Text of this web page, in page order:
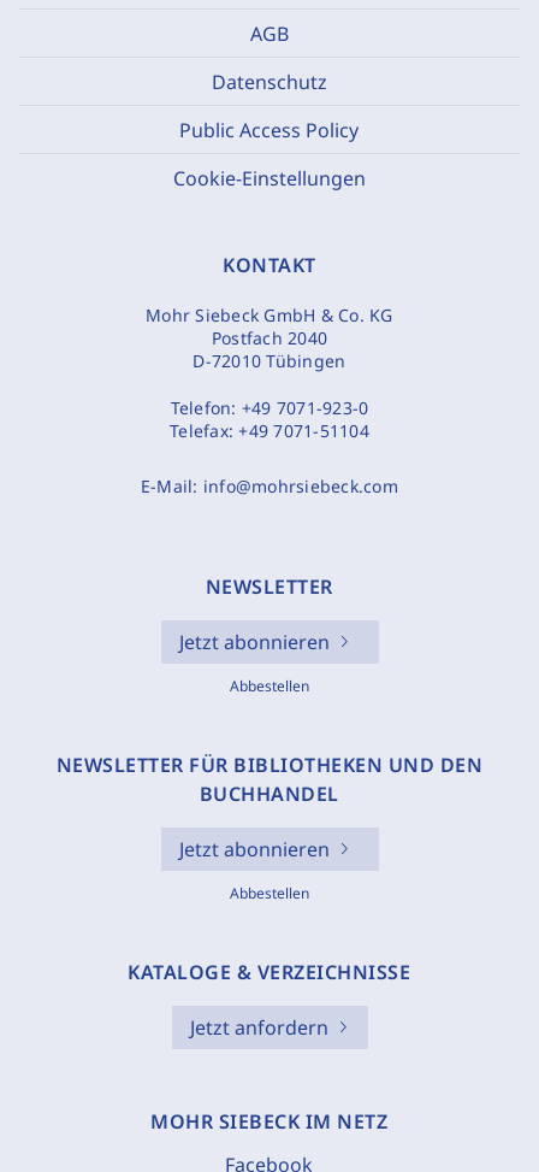
AGB
Datenschutz
Public Access Policy
Cookie-Einstellungen
KONTAKT
Mohr Siebeck GmbH & Co. KG
Postfach 2040
D-72010 Tübingen
Telefon: +49 7071-923-0
Telefax:+49 7071-51104
E-Mail: info@mohrsiebeck.com
NEWSLETTER
Jetzt abonnieren
Abbestellen
NEWSLETTER FÜR BIBLIOTHEKEN UND DEN
BUCHHANDEL
Jetzt abonnieren
Abbestellen
KATALOGE & VERZEICHNISSE
Jetzt anfordern
MOHR SIEBECK IM NETZ
Facebook